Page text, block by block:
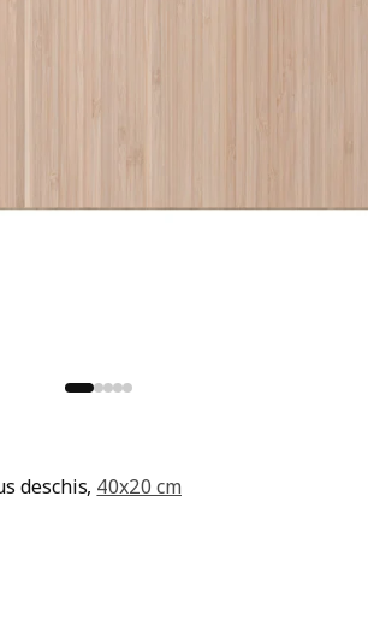
deschis, 40x20 cm
generală: 4.5 din 5 stele Total